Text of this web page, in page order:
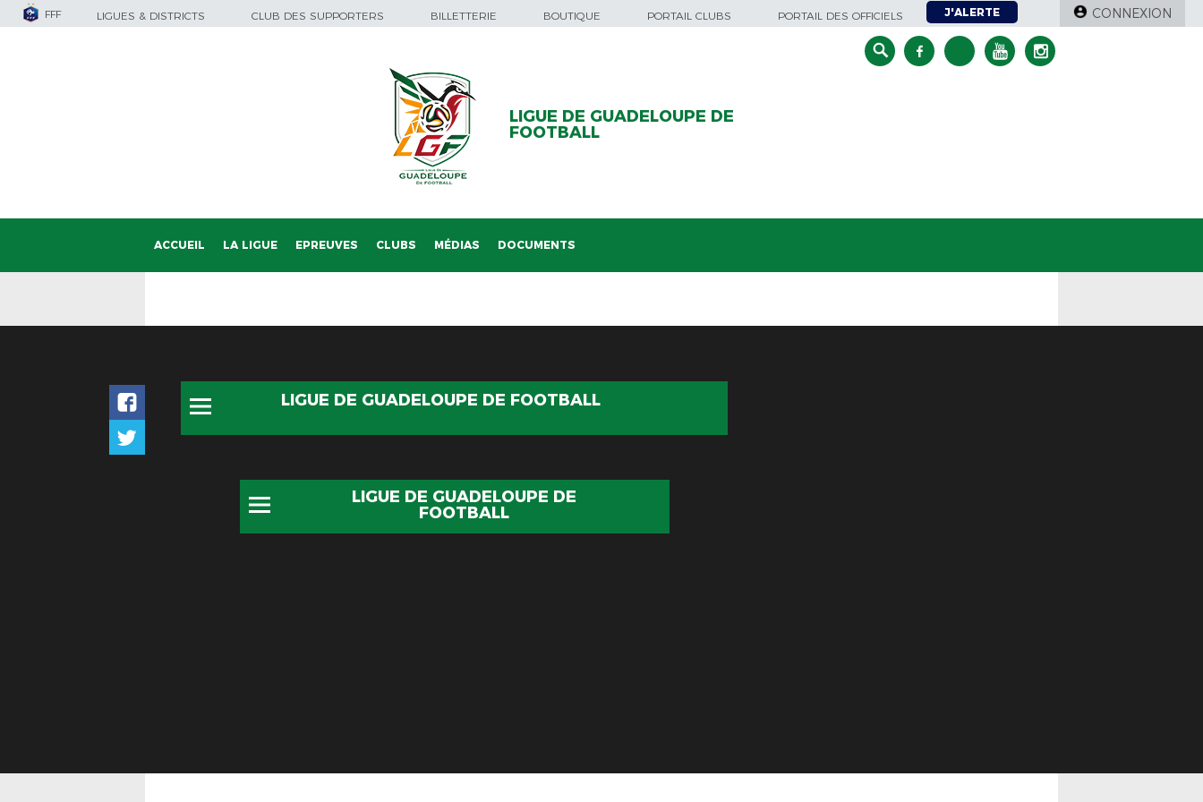
FFF LIGUES & DISTRICTS CLUB DES SUPPORTERS BILLETTERIE BOUTIQUE PORTAIL CLUBS PORTAIL DES OFFICIELS J'ALERTE CONNEXION
LIGUE DE GUADELOUPE DE
FOOTBALL
ACCUEIL LA LIGUE EPREUVES CLUBS MÉDIAS DOCUMENTS